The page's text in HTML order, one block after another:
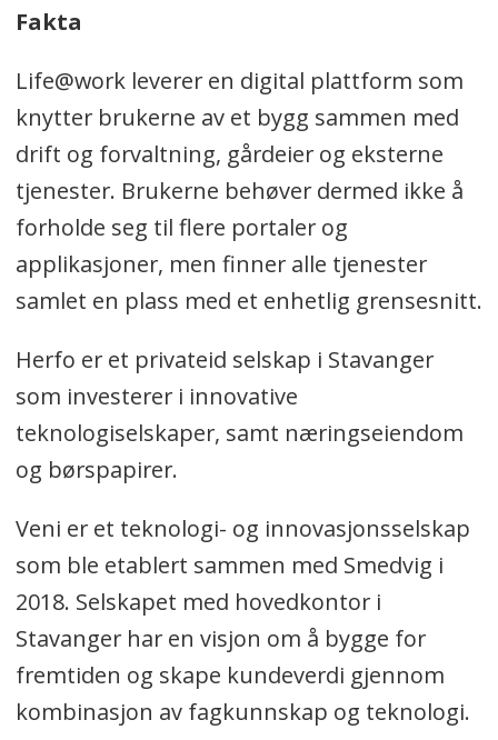
Fakta
Life@work leverer en digital plattform som
knytter brukerne av et bygg sammen med
drift og forvaltning, gårdeier og eksterne
tjenester. Brukerne behøver dermed ikke å
forholde seg til flere portaler og
applikasjoner, men finner alle tjenester
samlet en plass med et enhetlig grensesnitt.
Herfo er et privateid selskap i Stavanger
som investerer i innovative
teknologiselskaper, samt næringseiendom
og børspapirer.
Veni er et teknologi- og innovasjonsselskap
som ble etablert sammen med Smedvig i
2018. Selskapet med hovedkontor i
Stavanger har en visjon om å bygge for
fremtiden og skape kundeverdi gjennom
kombinasjon av fagkunnskap og teknologi.